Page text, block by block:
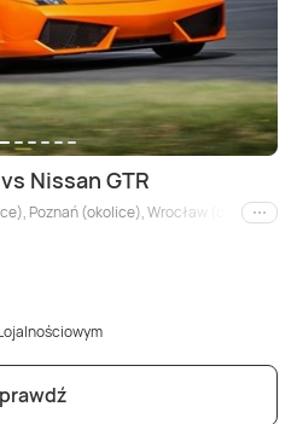
Nissan GTR
Poznań (okolice), Wrocław (okolice),
i inne